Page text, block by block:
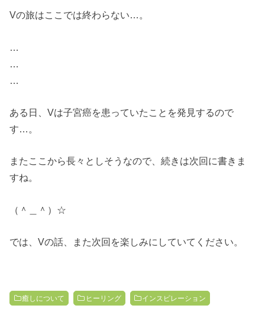
Vの旅はここでは終わらない…。
ある日、Vは子宮癌を患っていたことを発見するので
す…。
またここから長々としそうなので、続きは次回に書きま
すね。
（＾＿＾）☆
では、Vの話、また次回を楽しみにしていてください。
癒しについて ヒーリング インスピレーション